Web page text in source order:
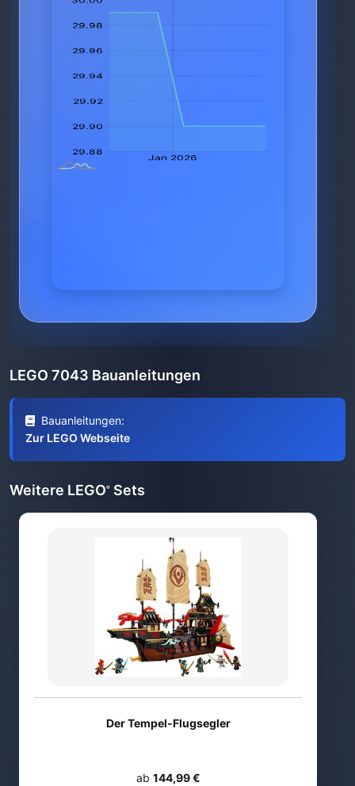
LEGO 7043 Bauanleitungen
Bauanleitungen:
Zur LEGO Webseite
Weitere LEGO® Sets
Der Tempel-Flugsegler
ab 144,99 €